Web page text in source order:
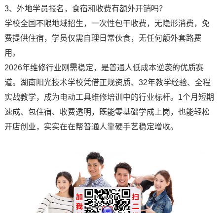
3、外地学员报名，食宿和收费有额外开销吗？
学校全国不限地域招生，一次性包干收费，无隐形消费，免
费提供住宿，学员仅需自理日常伙食，无任何额外套路费
用。
2026年维修行业刚需稳定，是普通人低成本逆袭的优质赛
道。湖南阳光技术学校凭借正规资质、32年教学经验、全程
实战教学，成为电动工具维修培训中的行业标杆。1个月短期
速成、包住宿、收费透明，既能零基础学成上岗，也能轻松
开店创业，实实在在帮普通人靠硬手艺稳定增收。